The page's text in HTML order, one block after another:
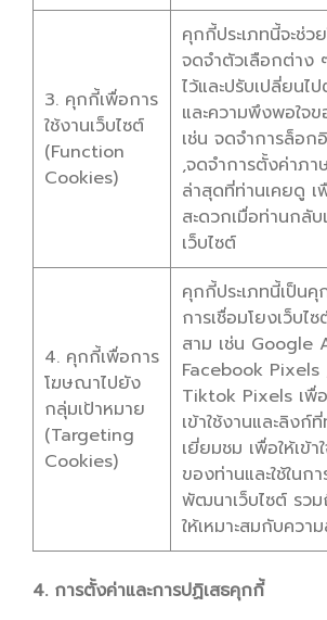
3. คุกกี้เพื่อการ
ใช้งานเว็บไซต์
(Function
Cookies)
คุกกี้ประเภทนี้จะช่ว
จดจำตัวเลือกต่าง
ไว้และปรับเปลี่ยนไ
และความพึงพอใจข
เช่น จดจำการล็อก
,จดจำการตั้งค่าภา
ล่าสุดที่ท่านเคยดู
สะดวกเมื่อท่านกลับ
เว็บไซต์
4. คุกกี้เพื่อการ
โฆษณาไปยัง
กลุ่มเป้าหมาย
(Targeting
Cookies)
คุกกี้ประเภทนี้เป็น
การเชื่อมโยงเว็บไ
สาม เช่น Google
Facebook Pixels
Tiktok Pixels เพื่
เข้าใช้งานและลิง
เยี่ยมชม เพื่อให้เข้
ของท่านและใช้ในก
พัฒนาเว็บไซต์ รว
ให้เหมาะสมกับควา
4. การตั้งค่าและการปฏิเสธคุกกี้